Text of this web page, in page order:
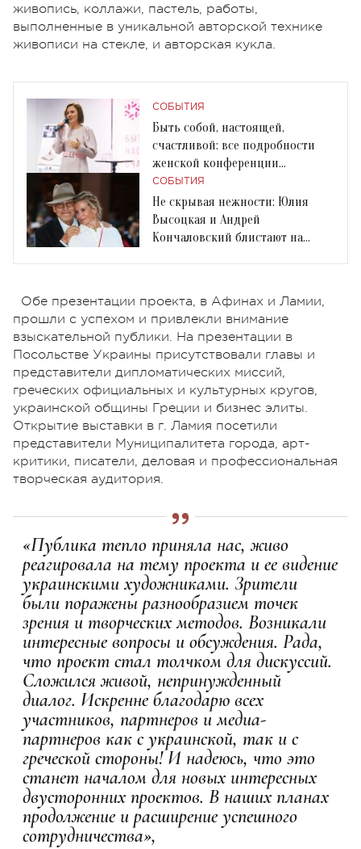
живопись, коллажи, пастель, работы,
выполненные в уникальной авторской технике
живописи на стекле, и авторская кукла.
СОБЫТИЯ
Быть собой, настоящей,
счастливой: все подробности
женской конференции
Connecting Women 2019
СОБЫТИЯ
Не скрывая нежности: Юлия
Высоцкая и Андрей
Кончаловский блистают на
Обе презентации проекта, в Афинах и Ламии,
прошли с успехом и привлекли внимание
взыскательной публики. На презентации в
Посольстве Украины присутствовали главы и
представители дипломатических миссий,
греческих официальных и культурных кругов,
украинской общины Греции и бизнес элиты.
Открытие выставки в г. Ламия посетили
представители Муниципалитета города, арт-
критики, писатели, деловая и профессиональная
творческая аудитория.
«Публика тепло приняла нас, живо
реагировала на тему проекта и ее видение
украинскими художниками. Зрители
были поражены разнообразием точек
зрения и творческих методов. Возникали
интересные вопросы и обсуждения. Рада,
что проект стал толчком для дискуссий.
Сложился живой, непринужденный
диалог. Искренне благодарю всех
участников, партнеров и медиа-
партнеров как с украинской, так и с
греческой стороны! И надеюсь, что это
станет началом для новых интересных
двусторонних проектов. В наших планах
продолжение и расширение успешного
сотрудничества»,